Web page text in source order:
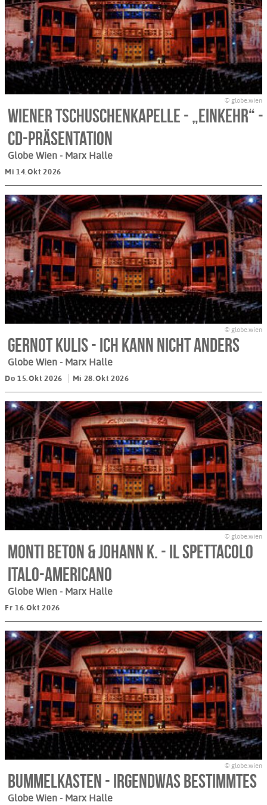
© globe.wien
Wiener Tschuschenkapelle - „Einkehr“ -
CD-Präsentation
Globe Wien - Marx Halle
Mi 14.Okt 2026
© globe.wien
GERNOT KULIS - ICH KANN NICHT ANDERS
Globe Wien - Marx Halle
Do 15.Okt 2026 Mi 28.Okt 2026
© globe.wien
Monti Beton & Johann K. - Il Spettacolo
Italo-Americano
Globe Wien - Marx Halle
Fr 16.Okt 2026
© globe.wien
Bummelkasten - Irgendwas Bestimmtes
Globe Wien - Marx Halle